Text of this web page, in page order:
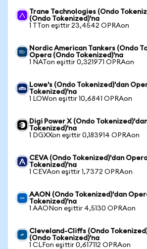
Trane Technologies (Ondo
(Ondo Tokenized)'na
1 TTon eşittir 23,4542 OPRAon
Nordic American Tankers (Ondo
Opera (Ondo Tokenized)'na
1 NATon eşittir 0,321971 OPRAon
Lowe's (Ondo Tokenized)'dan
Tokenized)'na
1 LOWon eşittir 10,6841 OPRAon
Digi Power X (Ondo
Tokenized)'na
1 DGXXon eşittir 0,183914 OPRAon
CEVA (Ondo Tokenized)'dan
Tokenized)'na
1 CEVAon eşittir 1,7372 OPRAon
AAON (Ondo Tokenized)'dan
Tokenized)'na
1 AAONon eşittir 4,5130 OPRAon
Cleveland-Cliffs (Ondo
(Ondo Tokenized)'na
1 CLFon eşittir 0,617112 OPRAon